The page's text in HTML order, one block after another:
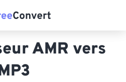
AMR vers